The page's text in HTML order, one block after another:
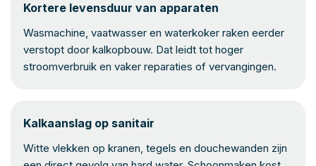
Kortere levensduur van apparaten
Wasmachine, vaatwasser en waterkoker raken eerder
verstopt door kalkopbouw. Dat leidt tot hoger
stroomverbruik en vaker reparaties of vervangingen.
Kalkaanslag op sanitair
Witte vlekken op kranen, tegels en douchewanden zijn